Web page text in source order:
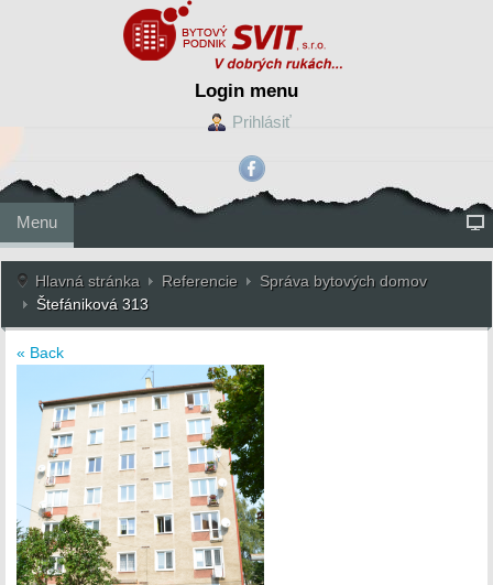
Login menu
Prihlásiť
Menu
Hlavná stránka Referencie
Správa bytových domov
Štefániková 313
« Back